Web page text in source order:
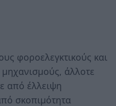
φοροελεγκτικούς και
άλλοτε
από έλλειψη
σκοπιμότητα